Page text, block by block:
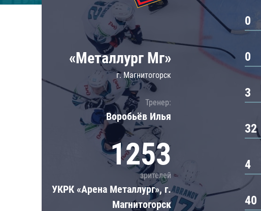
Локомотив
ЦСКА
Шанхайские Драконы
«Металлург Мг»
г. Магнитогорск
Тренер:
Воробьёв Илья
1253
зрителей
УКРК «Арена Металлург», г.
Магнитогорск
0
0
3
32
4
40